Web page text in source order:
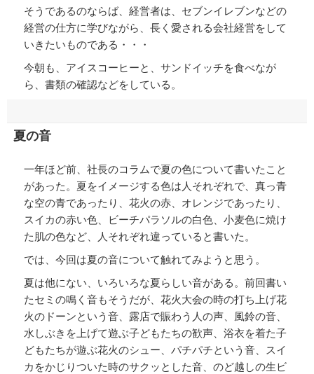
そうであるのならば、経営者は、セブンイレブンなどの
経営の仕方に学びながら、長く愛される会社経営をして
いきたいものである・・・
今朝も、アイスコーヒーと、サンドイッチを食べなが
ら、書類の確認などをしている。
夏の音
一年ほど前、社長のコラムで夏の色について書いたこと
があった。夏をイメージする色は人それぞれで、真っ青
な空の青であったり、花火の赤、オレンジであったり、
スイカの赤い色、ビーチパラソルの白色、小麦色に焼け
た肌の色など、人それぞれ違っていると書いた。
では、今回は夏の音について触れてみようと思う。
夏は他にない、いろいろな夏らしい音がある。前回書い
たセミの鳴く音もそうだが、花火大会の時の打ち上げ花
火のドーンという音、露店で賑わう人の声、風鈴の音、
水しぶきを上げて遊ぶ子どもたちの歓声、浴衣を着た子
どもたちが遊ぶ花火のシュー、パチパチという音、スイ
カをかじりついた時のサクッとした音、のど越しの生ビ